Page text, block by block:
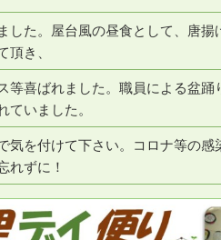
た。屋台風の昼食として、唐揚
き、
喜ばれました。職員による盆踊
いました。
気を付けて下さい。コロナ等の感
れずに！